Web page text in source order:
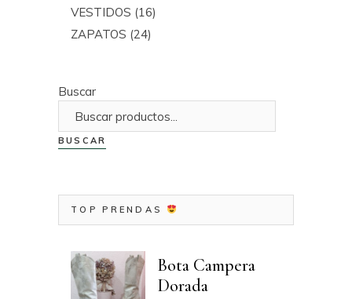
VESTIDOS (16)
ZAPATOS (24)
Buscar
BUSCAR
TOP PRENDAS
Bota Campera
Dorada